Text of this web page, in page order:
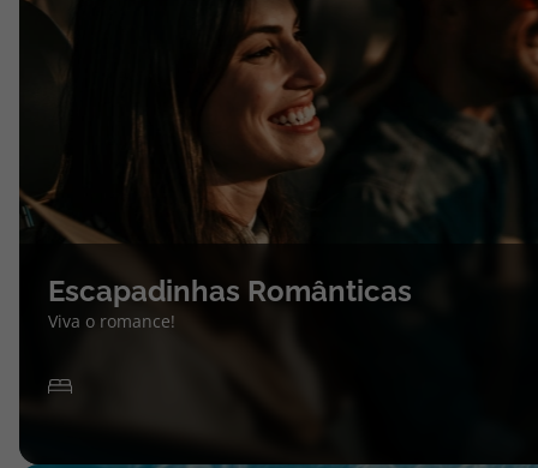
Escapadinhas Românticas
Viva o romance!